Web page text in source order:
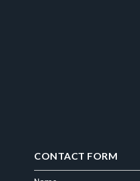
CONTACT FORM